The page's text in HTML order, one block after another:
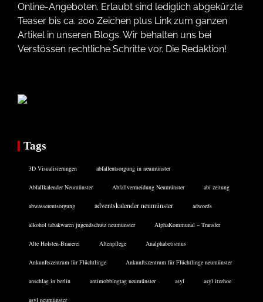
Online-Angeboten. Erlaubt sind lediglich abgekürzte
Teaser bis ca. 200 Zeichen plus Link zum ganzen
Artikel in unseren Blogs. Wir behalten uns bei
Verstössen rechtliche Schritte vor. Die Redaktion!
Tags
3D Visualisierungen abfallentsorgung in neumünster
Abfallkalender Neumünster Abfallvermeidung Neumünster abi zeitung
abwasserentsorgung adventskalender neumünster adwords
alkohol tabakwaren jugendschutz neumünster AlphaKommunal – Transfer
Alte Holsten-Brauerei Altenpflege Analphabetismus
Ankunftszentrum für Flüchtlinge Ankunftszentrum für Flüchtlinge neumünster
anschlag in berlin antimobbingtag neumünster asyl asyl itzehoe
asyl neumünster